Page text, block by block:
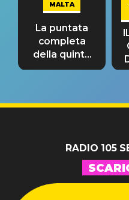
MALTA
La puntata
completa
della quinta
tappa
RADIO 105